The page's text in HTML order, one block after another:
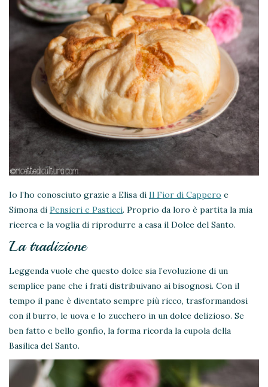
Io l’ho conosciuto grazie a Elisa di Il Fior di Cappero e
Simona di Pensieri e Pasticci. Proprio da loro è partita la mia
ricerca e la voglia di riprodurre a casa il Dolce del Santo.
La tradizione
Leggenda vuole che questo dolce sia l’evoluzione di un
semplice pane che i frati distribuivano ai bisognosi. Con il
tempo il pane è diventato sempre più ricco, trasformandosi
con il burro, le uova e lo zucchero in un dolce delizioso. Se
ben fatto e bello gonfio, la forma ricorda la cupola della
Basilica del Santo.